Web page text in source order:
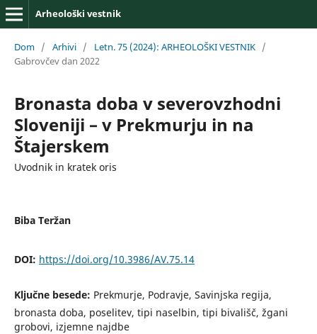
Arheološki vestnik
Dom / Arhivi / Letn. 75 (2024): ARHEOLOŠKI VESTNIK /
Gabrovčev dan 2022
Bronasta doba v severovzhodni
Sloveniji – v Prekmurju in na
Štajerskem
Uvodnik in kratek oris
Biba Teržan
DOI: https://doi.org/10.3986/AV.75.14
Ključne besede: Prekmurje, Podravje, Savinjska regija,
bronasta doba, poselitev, tipi naselbin, tipi bivališč, žgani
grobovi, izjemne najdbe